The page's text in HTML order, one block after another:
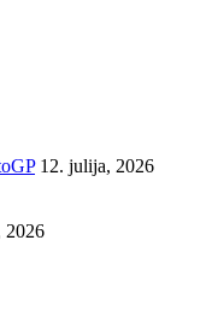
12. julija, 2026
2026